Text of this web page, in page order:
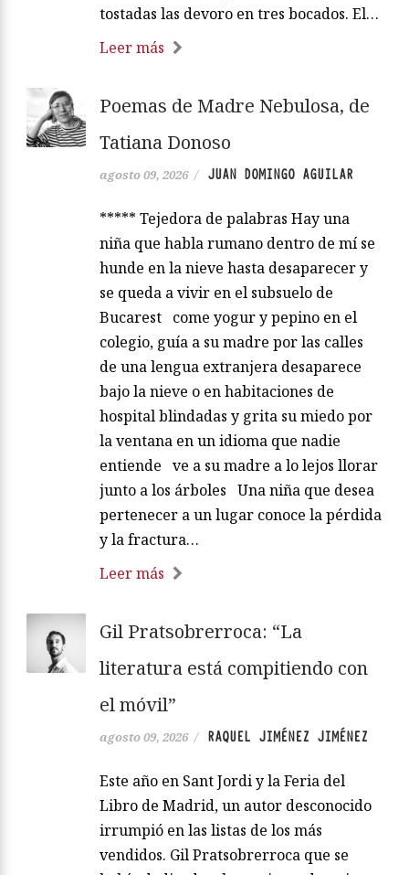
tostadas las devoro en tres bocados. El…
Leer más
Poemas de Madre Nebulosa, de
Tatiana Donoso
agosto 09, 2026 / JUAN DOMINGO AGUILAR
***** Tejedora de palabras Hay una
niña que habla rumano dentro de mí se
hunde en la nieve hasta desaparecer y
se queda a vivir en el subsuelo de
Bucarest come yogur y pepino en el
colegio, guía a su madre por las calles
de una lengua extranjera desaparece
bajo la nieve o en habitaciones de
hospital blindadas y grita su miedo por
la ventana en un idioma que nadie
entiende ve a su madre a lo lejos llorar
junto a los árboles Una niña que desea
pertenecer a un lugar conoce la pérdida
y la fractura…
Leer más
Gil Pratsobrerroca: “La
literatura está compitiendo con
el móvil”
agosto 09, 2026 / RAQUEL JIMÉNEZ JIMÉNEZ
Este año en Sant Jordi y la Feria del
Libro de Madrid, un autor desconocido
irrumpió en las listas de los más
vendidos. Gil Pratsobrerroca que se